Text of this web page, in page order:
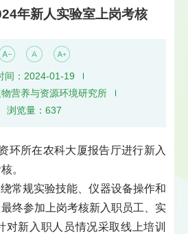
年新人实验室上岗考核
间：2024-01-19
营养与资源环境研究所
浏览量： 637
环所在农科大厦报告厅进行新入
。
常规实验技能、仪器设备操作和
终参加上岗考核新入职员工、实
对新入职人员情况采取线上培训